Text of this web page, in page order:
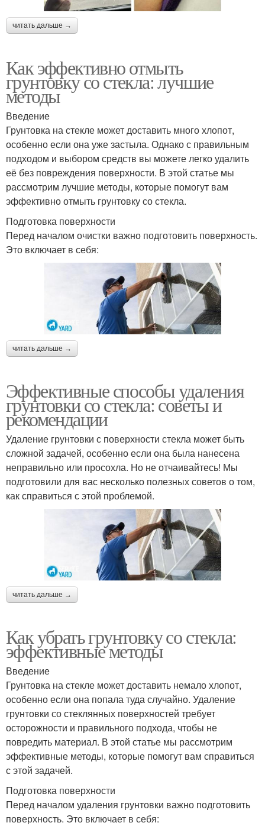
читать дальше →
Как эффективно отмыть
грунтовку со стекла: лучшие
методы
Введение
Грунтовка на стекле может доставить много хлопот,
особенно если она уже застыла. Однако с правильным
подходом и выбором средств вы можете легко удалить
её без повреждения поверхности. В этой статье мы
рассмотрим лучшие методы, которые помогут вам
эффективно отмыть грунтовку со стекла.
Подготовка поверхности
Перед началом очистки важно подготовить поверхность.
Это включает в себя:
читать дальше →
Эффективные способы удаления
грунтовки со стекла: советы и
рекомендации
Удаление грунтовки с поверхности стекла может быть
сложной задачей, особенно если она была нанесена
неправильно или просохла. Но не отчаивайтесь! Мы
подготовили для вас несколько полезных советов о том,
как справиться с этой проблемой.
читать дальше →
Как убрать грунтовку со стекла:
эффективные методы
Введение
Грунтовка на стекле может доставить немало хлопот,
особенно если она попала туда случайно. Удаление
грунтовки со стеклянных поверхностей требует
осторожности и правильного подхода, чтобы не
повредить материал. В этой статье мы рассмотрим
эффективные методы, которые помогут вам справиться
с этой задачей.
Подготовка поверхности
Перед началом удаления грунтовки важно подготовить
поверхность. Это включает в себя: